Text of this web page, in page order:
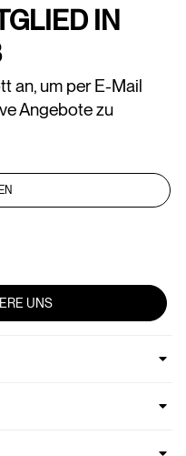
IN
an, um per E-Mail
Angebote zu
UNS